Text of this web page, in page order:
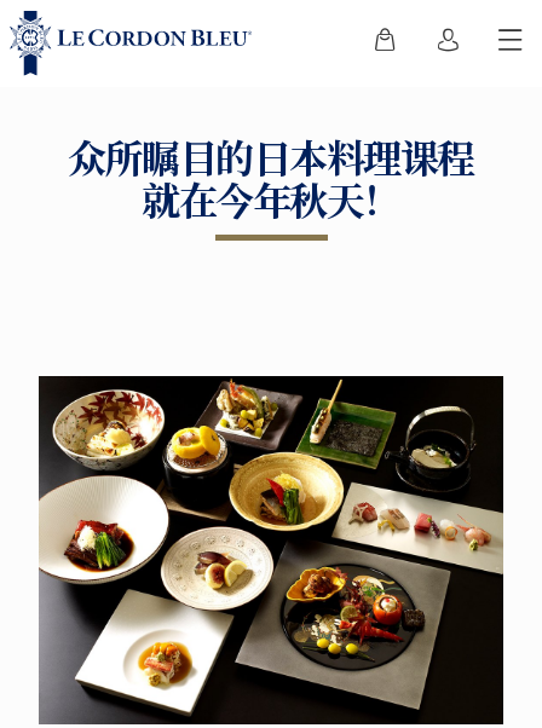
众所瞩目的日本料理课程
就在今年秋天！